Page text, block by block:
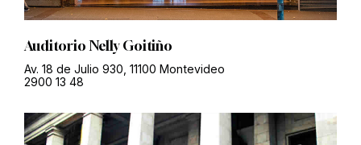
Auditorio Nelly Goitiño
Av. 18 de Julio 930, 11100 Montevideo
2900 13 48